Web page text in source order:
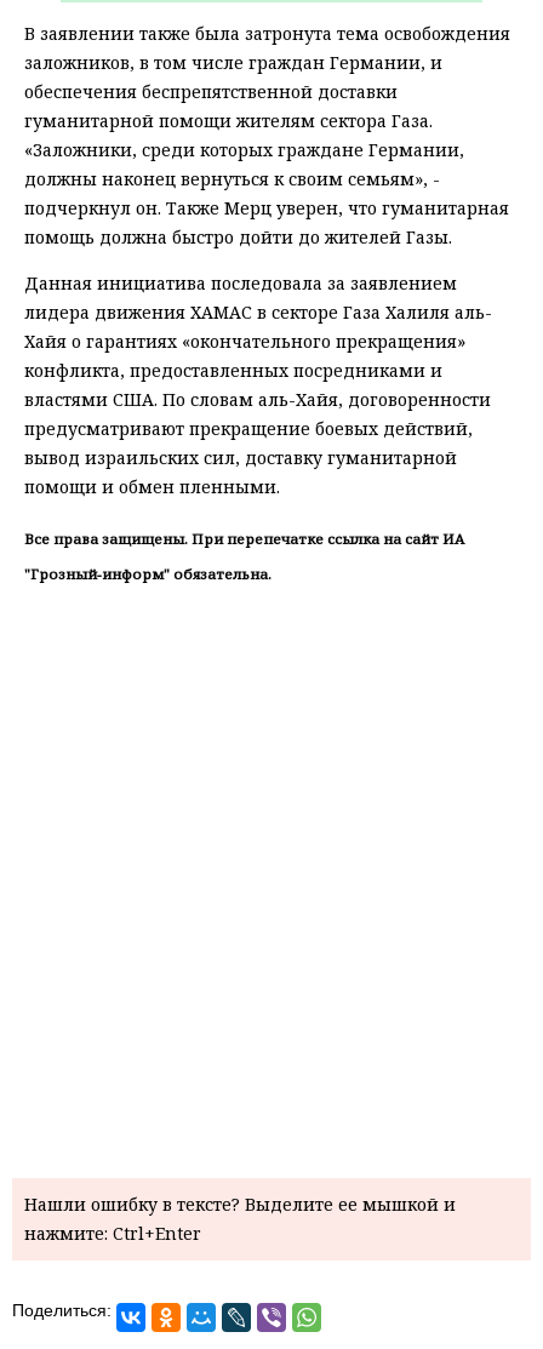
В заявлении также была затронута тема освобождения
заложников, в том числе граждан Германии, и
обеспечения беспрепятственной доставки
гуманитарной помощи жителям сектора Газа.
«Заложники, среди которых граждане Германии,
должны наконец вернуться к своим семьям», -
подчеркнул он. Также Мерц уверен, что гуманитарная
помощь должна быстро дойти до жителей Газы.
Данная инициатива последовала за заявлением
лидера движения ХАМАС в секторе Газа Халиля аль-
Хайя о гарантиях «окончательного прекращения»
конфликта, предоставленных посредниками и
властями США. По словам аль-Хайя, договоренности
предусматривают прекращение боевых действий,
вывод израильских сил, доставку гуманитарной
помощи и обмен пленными.
Все права защищены. При перепечатке ссылка на сайт ИА
"Грозный-информ" обязательна.
Нашли ошибку в тексте? Выделите ее мышкой и
нажмите: Ctrl+Enter
Поделиться: